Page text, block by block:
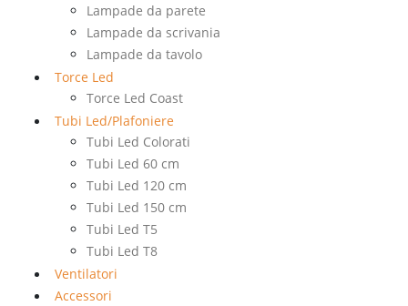
Lampade da parete
Lampade da scrivania
Lampade da tavolo
Torce Led
Torce Led Coast
Tubi Led/Plafoniere
Tubi Led Colorati
Tubi Led 60 cm
Tubi Led 120 cm
Tubi Led 150 cm
Tubi Led T5
Tubi Led T8
Ventilatori
Accessori